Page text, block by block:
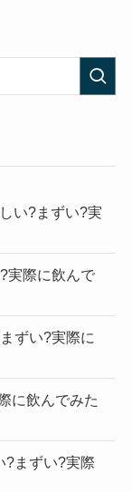
い?まずい?実
実際に飲んで
ずい?実際に
に飲んでみた
?まずい?実際